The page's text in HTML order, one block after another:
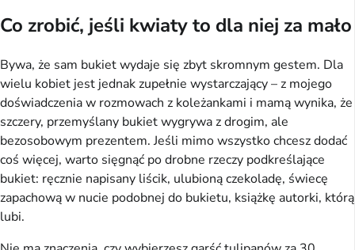
Co zrobić, jeśli kwiaty to dla niej za mało
Bywa, że sam bukiet wydaje się zbyt skromnym gestem. Dla
wielu kobiet jest jednak zupełnie wystarczający – z mojego
doświadczenia w rozmowach z koleżankami i mamą wynika, że
szczery, przemyślany bukiet wygrywa z drogim, ale
bezosobowym prezentem. Jeśli mimo wszystko chcesz dodać
coś więcej, warto sięgnąć po drobne rzeczy podkreślające
bukiet: ręcznie napisany liścik, ulubioną czekoladę, świecę
zapachową w nucie podobnej do bukietu, książkę autorki, którą
lubi.